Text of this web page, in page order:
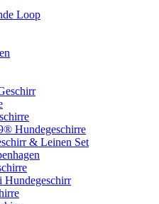
Loop
Hundegeschirre
& Leinen Set
Hundegeschirr